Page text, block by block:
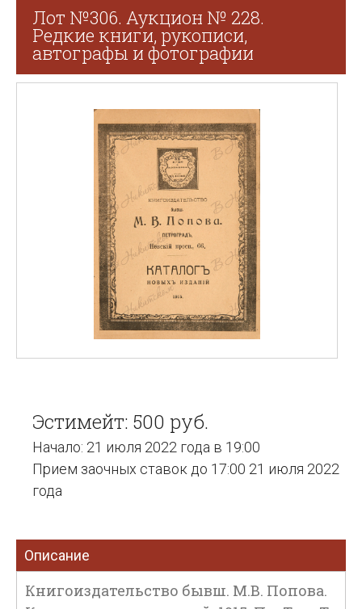
Лот №306. Аукцион № 228.
Редкие книги, рукописи,
автографы и фотографии
Эстимейт: 500 руб.
Начало: 21 июля 2022 года в 19:00
Прием заочных ставок до 17:00 21 июля 2022
года
Описание
Книгоиздательство бывш. М.В. Попова.